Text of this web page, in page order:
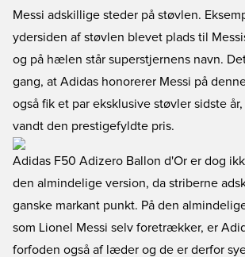
Messi adskillige steder på støvlen.
ydersiden af støvlen blevet plads til
og på hælen står superstjernens navn.
gang, at Adidas honorerer Messi på
også fik et par eksklusive støvler sidste
vandt den prestigefyldte pris.
Adidas F50 Adizero Ballon d'Or er dog
den almindelige version, da striberne
ganske markant punkt. På den
som Lionel Messi selv foretrækker, er
forfoden også af læder og de er derfor